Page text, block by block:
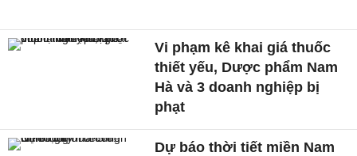
Vi phạm kê khai giá thuốc
thiết yếu, Dược phẩm Nam
Hà và 3 doanh nghiệp bị
phạt
Dự báo thời tiết miền Nam